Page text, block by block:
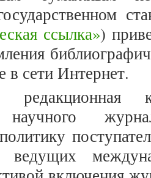
ссылка»)
в сети Интернет.
научного